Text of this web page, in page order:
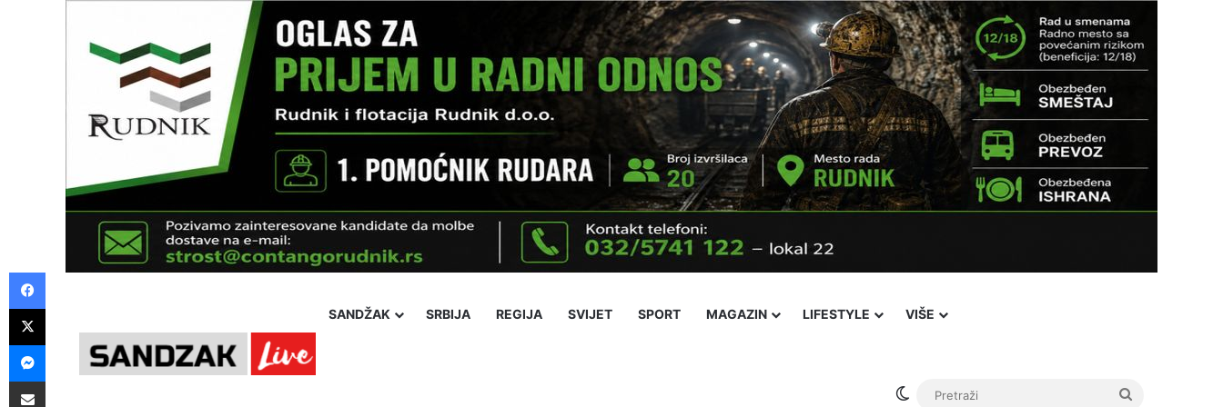
SANDŽAK SRBIJA REGIJA SVIJET SPORT MAGAZIN LIFESTYLE VIŠE
Switch skin
Facebook
X
Messenger
Pošalji preko E-Maila